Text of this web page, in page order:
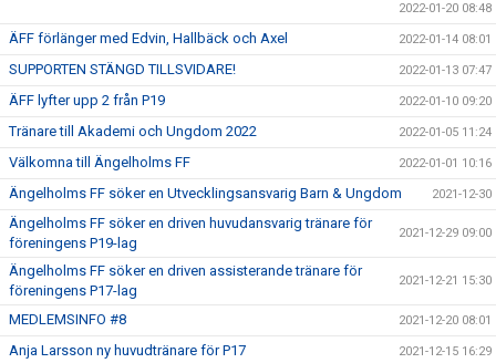
2022-01-20 08:48
ÄFF förlänger med Edvin, Hallbäck och Axel 2022-01-14 08:01
SUPPORTEN STÄNGD TILLSVIDARE! 2022-01-13 07:47
ÄFF lyfter upp 2 från P19 2022-01-10 09:20
Tränare till Akademi och Ungdom 2022 2022-01-05 11:24
Välkomna till Ängelholms FF 2022-01-01 10:16
Ängelholms FF söker en Utvecklingsansvarig Barn & Ungdom 2021-12-30
Ängelholms FF söker en driven huvudansvarig tränare för
föreningens P19-lag
2021-12-29 09:00
Ängelholms FF söker en driven assisterande tränare för
föreningens P17-lag
2021-12-21 15:30
MEDLEMSINFO #8 2021-12-20 08:01
Anja Larsson ny huvudtränare för P17 2021-12-15 16:29